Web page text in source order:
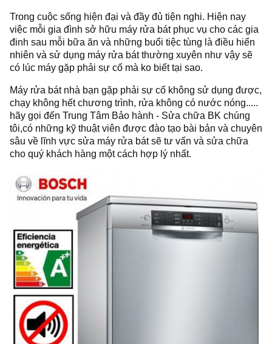
Trong cuộc sống hiện đại và đầy đủ tiện nghi. Hiện nay
việc mỗi gia đình sở hữu máy rửa bát phục vụ cho các gia
đinh sau mỗi bữa ăn và những buổi tiệc tùng là điều hiển
nhiên và sử dụng máy rửa bát thường xuyên như vậy sẽ
có lúc máy gặp phải sự cố mà ko biết tại sao.
Máy rửa bát nhà bạn gặp phải sự cố không sử dụng được,
chạy không hết chương trình, rửa không có nước nóng.....
hãy gọi đến Trung Tâm Bảo hành - Sửa chữa BK chúng
tôi,có những kỹ thuật viên được đào tạo bài bản và chuyên
sâu về lĩnh vực sửa máy rửa bát sẽ tư vấn và sửa chữa
cho quý khách hàng một cách hợp lý nhất.